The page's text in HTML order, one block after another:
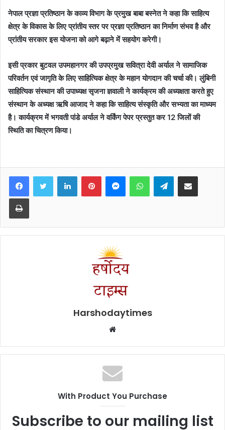
नेपाल प्रज्ञा प्रतिष्ठान के काव्य विभाग के प्रमुख बाबा बस्नेत ने कहा कि साहित्य
क्षेत्र के विकास के लिए प्रांतीय स्तर पर प्रज्ञा प्रतिष्ठान का निर्माण संभव है और
प्रांतीय सरकार इस योजना को आगे बढ़ाने में सहयोग करेगी।
इसी प्रकार बुटवल उपमहानगर की उपप्रमुख सवित्रा देवी अर्याल ने सामाजिक
परिवर्तन एवं जागृति के लिए साहित्यिक क्षेत्र के महान योगदान की चर्चा की। लुंबिनी
साहित्यिक संस्थान की उपाध्यक्ष सृजना ज्ञवाली ने कार्यक्रम की अध्यक्षता करते हुए
संस्थान के अध्यक्ष ऋषि आजाद ने कहा कि साहित्य संस्कृति और सभ्यता का माध्यम
है। कार्यक्रम में भगवती पांडे अर्याल ने वर्किंग पेपर प्रस्तुत कर 12 जिलों की
स्थिति का चित्रण किया।
FacebookTwitter LinkedInPinterestMessengerWhatsAppTelegramShare via Email
Print
Harshodaytimes
Website
With Product You Purchase
Subscribe to our mailing list